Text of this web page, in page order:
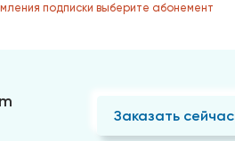
подписки выберите абонемент
Заказать сейчас